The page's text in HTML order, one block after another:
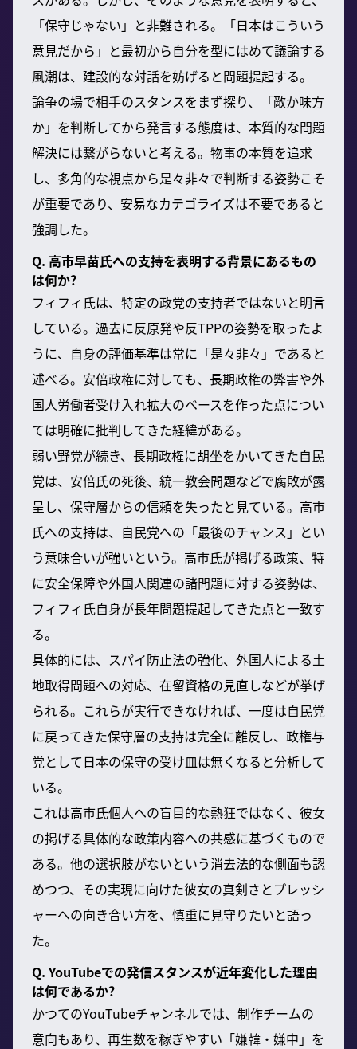
「保守じゃない」と非難される。「日本はこういう
意見だから」と最初から自分を型にはめて議論する
風潮は、建設的な対話を妨げると問題提起する。
論争の場で相手のスタンスをまず探り、「敵か味方
か」を判断してから発言する態度は、本質的な問題
解決には繋がらないと考える。物事の本質を追求
し、多角的な視点から是々非々で判断する姿勢こそ
が重要であり、安易なカテゴライズは不要であると
強調した。
Q. 高市早苗氏への支持を表明する背景にあるもの
は何か?
フィフィ氏は、特定の政党の支持者ではないと明言
している。過去に反原発や反TPPの姿勢を取ったよ
うに、自身の評価基準は常に「是々非々」であると
述べる。安倍政権に対しても、長期政権の弊害や外
国人労働者受け入れ拡大のベースを作った点につい
ては明確に批判してきた経緯がある。
弱い野党が続き、長期政権に胡坐をかいてきた自民
党は、安倍氏の死後、統一教会問題などで腐敗が露
呈し、保守層からの信頼を失ったと見ている。高市
氏への支持は、自民党への「最後のチャンス」とい
う意味合いが強いという。高市氏が掲げる政策、特
に安全保障や外国人関連の諸問題に対する姿勢は、
フィフィ氏自身が長年問題提起してきた点と一致す
る。
具体的には、スパイ防止法の強化、外国人による土
地取得問題への対応、在留資格の見直しなどが挙げ
られる。これらが実行できなければ、一度は自民党
に戻ってきた保守層の支持は完全に離反し、政権与
党として日本の保守の受け皿は無くなると分析して
いる。
これは高市氏個人への盲目的な熱狂ではなく、彼女
の掲げる具体的な政策内容への共感に基づくもので
ある。他の選択肢がないという消去法的な側面も認
めつつ、その実現に向けた彼女の真剣さとプレッシ
ャーへの向き合い方を、慎重に見守りたいと語っ
た。
Q. YouTubeでの発信スタンスが近年変化した理由
は何であるか?
かつてのYouTubeチャンネルでは、制作チームの
意向もあり、再生数を稼ぎやすい「嫌韓・嫌中」を